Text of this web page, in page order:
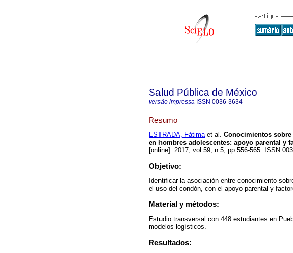
Salud Pública de México
versão impressa ISSN 0036-3634
Resumo
ESTRADA, Fátimaet al. Conocimientos
en hombres adolescentes: apoyo parental y
[online]. 2017, vol.59, n.5, pp.556-565. ISSN
Objetivo:
Identificar la asociación entre conocimiento
el uso del condón, con el apoyo parental y
Material y métodos:
Estudio transversal con 448 estudiantes en
modelos logísticos.
Resultados: